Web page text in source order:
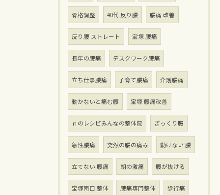
骨格調整 40代 反り腰 腰痛 改善
反り腰 ストレート 宝塚 腰痛
長年の腰痛 デスクワーク腰痛
立ち仕事腰痛 子育て腰痛 介護腰痛
動かないと痛む腰 宝塚 腰痛改善
ｎのレシピみんなの整体院 ぎっくり腰
急性腰痛 突然の腰の痛み 動けない 腰
立てない 腰痛 朝の激痛 腰が抜ける
宝塚南口 整体 腰痛専門整体 歩行痛